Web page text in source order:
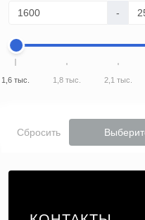
-
1,6 тыс. 1,8 тыс. 2,1 тыс.
Сбросить